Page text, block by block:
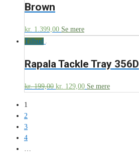
Brown
kr. 1.399,00 Se mere
Tilbud
Rapala Tackle Tray 356D
kr.199,00 kr. 129,00 Se mere
1
2
3
4
…